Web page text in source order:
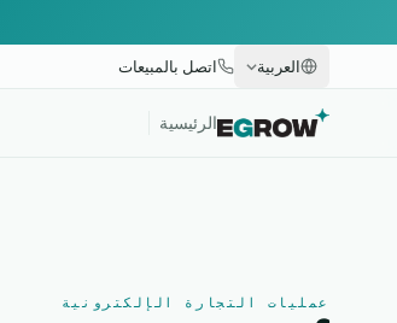
العربية اتصل بالمبيعات
الرئيسية
عمليات التجارة الإلكترونية